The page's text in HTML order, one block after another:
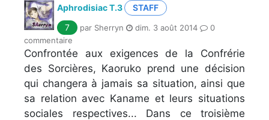
Aphrodisiac T.3
STAFF
7
par Sherryn dim. 3 août 2014
0
commentaire
Confrontée aux exigences de la Confrérie
des Sorcières, Kaoruko prend une décision
qui changera à jamais sa situation, ainsi que
sa relation avec Kaname et leurs situations
sociales respectives... Dans ce troisième